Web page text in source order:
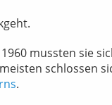
mussten sie
schlossen
.